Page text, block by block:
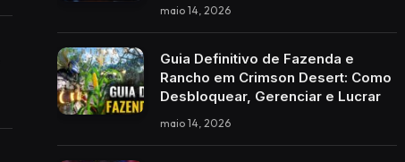
maio 14, 2026
Guia Definitivo de Fazenda e
Rancho em Crimson Desert: Como
Desbloquear, Gerenciar e Lucrar
maio 14, 2026